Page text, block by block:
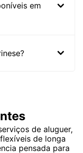
em
de aluguer,
de longa
pensada para